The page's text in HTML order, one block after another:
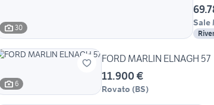
30 Sale
6
FORD MARLIN ELNAGH 57
11.900 €
Rovato (BS)